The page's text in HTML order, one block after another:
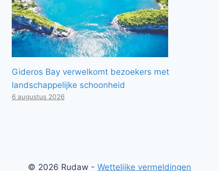
Gideros Bay verwelkomt bezoekers met
landschappelijke schoonheid
6 augustus 2026
© 2026 Rudaw - Wettelijke vermeldingen